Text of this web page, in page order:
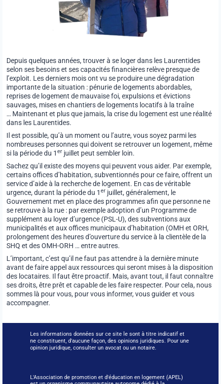
Depuis quelques années, trouver à se loger dans les Laurentides
selon ses besoins et ses capacités financières relève presque de
l’exploit. Les derniers mois ont vu se produire une dégradation
importante de la situation : pénurie de logements abordables,
reprises de logement de mauvaise foi, expulsions et évictions
sauvages, mises en chantiers de logements locatifs à la traîne
… Maintenant et plus que jamais, la crise du logement est une réalité
dans les Laurentides.
Il est possible, qu’à un moment ou l’autre, vous soyez parmi les
nombreuses personnes qui doivent se retrouver un logement, même
si la période du 1 er juillet peut sembler loin.
Sachez qu’il existe des moyens qui peuvent vous aider. Par exemple,
certains offices d’habitation, subventionnés pour ce faire, offrent un
service d’aide à la recherche de logement. En cas de véritable
urgence, durant la période du 1 er juillet, généralement, le
Gouvernement met en place des programmes afin que personne ne
se retrouve à la rue : par exemple adoption d’un Programme de
supplément au loyer d’urgence (PSL-U), des subventions aux
municipalités et aux offices municipaux d’habitation (OMH et ORH,
prolongement des heures d’ouverture du service à la clientèle de la
SHQ et des OMH-ORH … entre autres.
L’important, c’est qu’il ne faut pas attendre à la dernière minute
avant de faire appel aux ressources qui seront mises à la disposition
des locataires. Il faut être proactif. Mais, avant tout, il faut connaître
ses droits, être prêt et capable de les faire respecter. Pour cela, nous
sommes là pour vous, pour vous informer, vous guider et vous
accompagner.
Les informations données sur ce site le sont à titre indicatif et
ne constituent, d'aucune façon, des opinions juridiques. Pour une
opinion juridique, consulter un avocat ou un notaire.
L'Association de promotion et d'éducation en logement (APEL)